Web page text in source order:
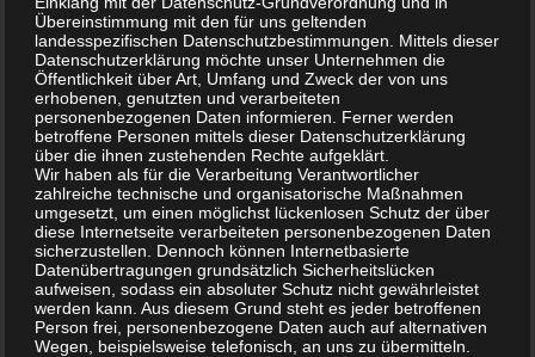
Übereinstimmung mit den für uns geltenden
landesspezifischen Datenschutzbestimmungen. Mittels dieser
Datenschutzerklärung möchte unser Unternehmen die
Öffentlichkeit über Art, Umfang und Zweck der von uns
erhobenen, genutzten und verarbeiteten
personenbezogenen Daten informieren. Ferner werden
betroffene Personen mittels dieser Datenschutzerklärung
über die ihnen zustehenden Rechte aufgeklärt.
Wir haben als für die Verarbeitung Verantwortlicher
zahlreiche technische und organisatorische Maßnahmen
umgesetzt, um einen möglichst lückenlosen Schutz der über
diese Internetseite verarbeiteten personenbezogenen Daten
sicherzustellen. Dennoch können Internetbasierte
Datenübertragungen grundsätzlich Sicherheitslücken
aufweisen, sodass ein absoluter Schutz nicht gewährleistet
werden kann. Aus diesem Grund steht es jeder betroffenen
Person frei, personenbezogene Daten auch auf alternativen
Wegen, beispielsweise telefonisch, an uns zu übermitteln.